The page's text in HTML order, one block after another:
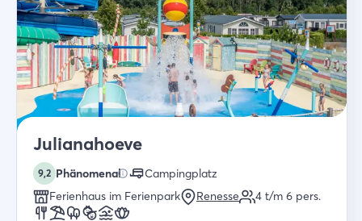
Julianahoeve
9,2 Phänomenal
Campingplatz
Ferienhaus im Ferienpark
Renesse 4 t/m 6 pers.